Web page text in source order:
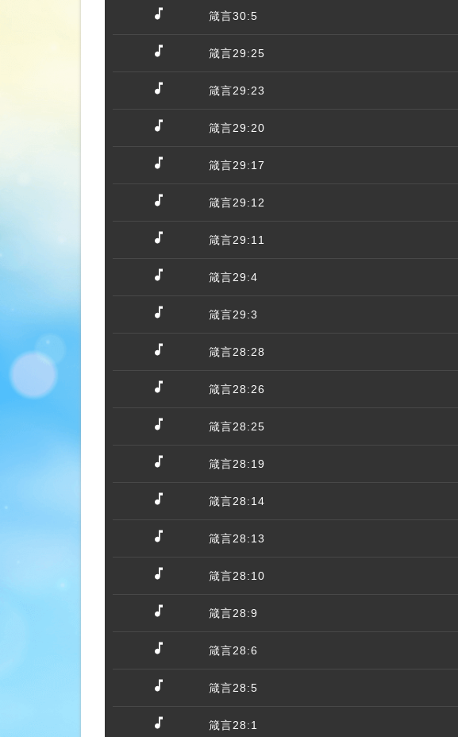
箴言30:5
箴言29:25
箴言29:23
箴言29:20
箴言29:17
箴言29:12
箴言29:11
箴言29:4
箴言29:3
箴言28:28
箴言28:26
箴言28:25
箴言28:19
箴言28:14
箴言28:13
箴言28:10
箴言28:9
箴言28:6
箴言28:5
箴言28:1